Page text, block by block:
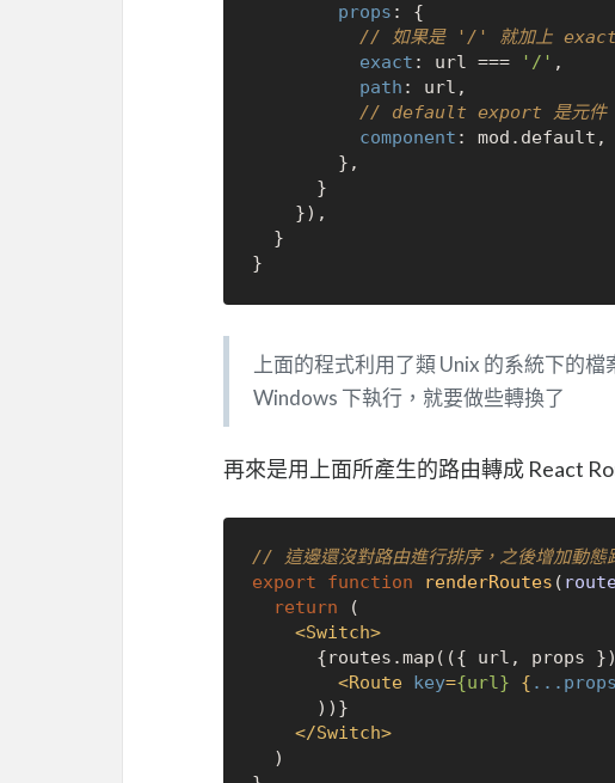
props : {
// 如果是 '/' 就加上 exact
exact : url === '/' ,
path : url,
// default export 是元件
component : mod. default ,
上面的程式利用了類 Unix 的系統下的
Windows 下執行，就要做些轉換了
再來是用上面所產生的路由轉成 React
// 這邊還沒對路由進行排序，之後增加動態
export
function renderRoutes (
return (
<Switch>
<Route key={url} { ...props
</Switch>